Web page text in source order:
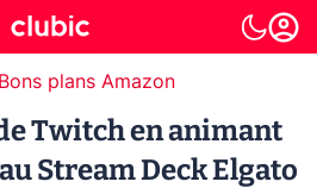
Bons plans Amazon
Twitch en animant
Stream Deck Elgato